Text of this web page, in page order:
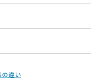
の違い